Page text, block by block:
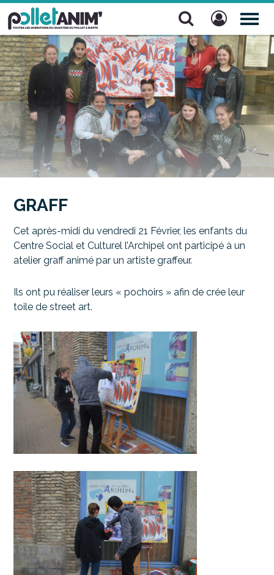
Pollet Anim'
GRAFF
Cet après-midi du vendredi 21 Février, les enfants du
Centre Social et Culturel l’Archipel ont participé à un
atelier graff animé par un artiste graffeur.
Ils ont pu réaliser leurs « pochoirs » afin de crée leur
toile de street art.